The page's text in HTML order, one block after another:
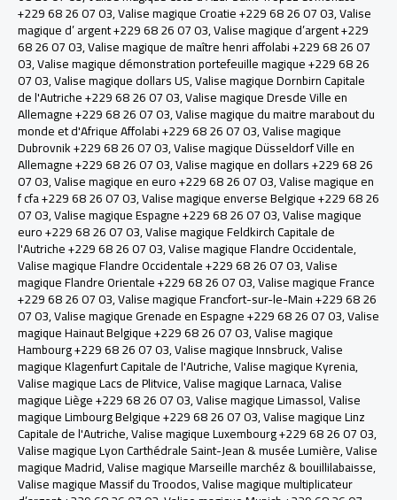
+229 68 26 07 03,Valise magique Croatie +229 68 26 07 03,Valise
magique d’ argent +229 68 26 07 03,Valise magique d’argent +229
68 26 07 03,Valise magique de maître henri affolabi +229 68 26 07
03,Valise magique démonstration portefeuille magique +229 68 26
07 03,Valise magique dollars US,Valise magique Dornbirn Capitale
de l'Autriche +229 68 26 07 03,Valise magique Dresde Ville en
Allemagne +229 68 26 07 03,Valise magique du maitre marabout du
monde et d'Afrique Affolabi +229 68 26 07 03,Valise magique
Dubrovnik +229 68 26 07 03,Valise magique Düsseldorf Ville en
Allemagne +229 68 26 07 03,Valise magique en dollars +229 68 26
07 03,Valise magique en euro +229 68 26 07 03,Valise magique en
f cfa +229 68 26 07 03,Valise magique enverse Belgique +229 68 26
07 03,Valise magique Espagne +229 68 26 07 03,Valise magique
euro +229 68 26 07 03,Valise magique Feldkirch Capitale de
l'Autriche +229 68 26 07 03,Valise magique Flandre Occidentale,
Valise magique Flandre Occidentale +229 68 26 07 03,Valise
magique Flandre Orientale +229 68 26 07 03,Valise magique France
+229 68 26 07 03,Valise magique Francfort-sur-le-Main +229 68 26
07 03,Valise magique Grenade en Espagne +229 68 26 07 03,Valise
magique Hainaut Belgique +229 68 26 07 03,Valise magique
Hambourg +229 68 26 07 03,Valise magique Innsbruck, Valise
magique Klagenfurt Capitale de l'Autriche,Valise magique Kyrenia,
Valise magique Lacs de Plitvice,Valise magique Larnaca,Valise
magique Liège +229 68 26 07 03,Valise magique Limassol,Valise
magique Limbourg Belgique +229 68 26 07 03,Valise magique Linz
Capitale de l'Autriche,Valise magique Luxembourg +229 68 26 07 03,
Valise magique Lyon Carthédrale Saint-Jean & musée Lumière,Valise
magique Madrid,Valise magique Marseille marchéz & bouillilabaisse,
Valise magique Massif du Troodos,Valise magique multiplicateur